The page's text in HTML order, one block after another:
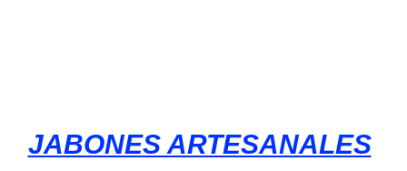
JABONES ARTESANALES